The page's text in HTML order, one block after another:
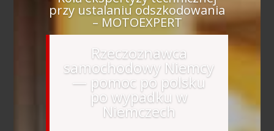
przy ustalaniu odszkodowania
– MOTOEXPERT
Rzeczoznawca
samochodowy Niemcy
— pomoc po polsku
po wypadku w
Niemczech